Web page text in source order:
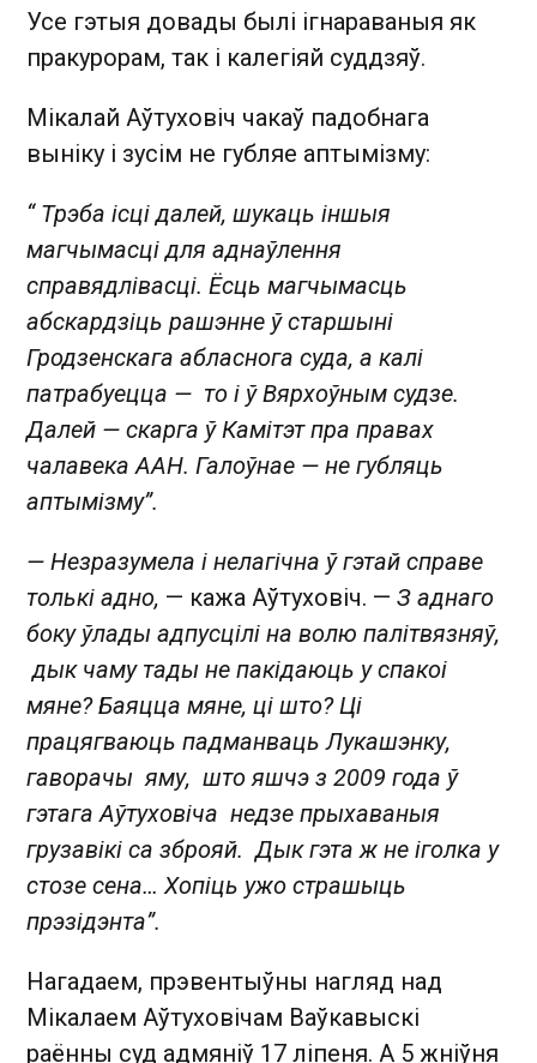
Усе гэтыя довады былі ігнараваныя як
пракурорам, так і калегіяй суддзяў.
Мікалай Аўтуховіч чакаў падобнага
выніку і зусім не губляе аптымізму:
“ Трэба ісці далей, шукаць іншыя
магчымасці для аднаўлення
справядлівасці. Ёсць магчымасць
абскардзіць рашэнне ў старшыні
Гродзенскага абласнога суда, а калі
патрабуецца — то і ў Вярхоўным судзе.
Далей — скарга ў Камітэт пра правах
чалавека ААН. Галоўнае — не губляць
аптымізму”.
— Незразумела і нелагічна ў гэтай справе
толькі адно, — кажа Аўтуховіч. — З аднаго
боку ўлады адпусцілі на волю палітвязняў,
дык чаму тады не пакідаюць у спакоі
мяне? Баяцца мяне, ці што? Ці
працягваюць падманваць Лукашэнку,
гаворачы яму, што яшчэ з 2009 года ў
гэтага Аўтуховіча недзе прыхаваныя
грузавікі са зброяй. Дык гэта ж не іголка у
стозе сена… Хопіць ужо страшыць
прэзідэнта”.
Нагадаем, прэвентыўны нагляд над
Мікалаем Аўтуховічам Ваўкавыскі
раённы суд адмяніў 17 ліпеня. А 5 жніўня